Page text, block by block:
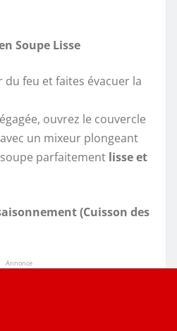
Soupe Lisse
du feu et faites évacuer la
ouvrez le couvercle
un mixeur plongeant
parfaitement lisse et
(Cuisson des
Annonce